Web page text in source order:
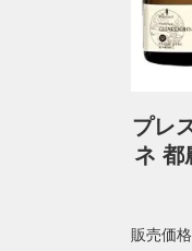
プレ
ネ 都
販売価格